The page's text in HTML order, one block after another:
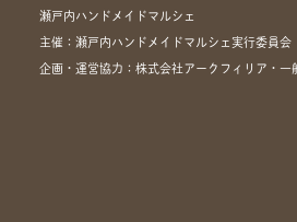
瀬戸内ハンドメイドマルシェ
主催：瀬戸内ハンドメイドマルシェ実行委員会
企画・運営協力：株式会社アークフィリア・